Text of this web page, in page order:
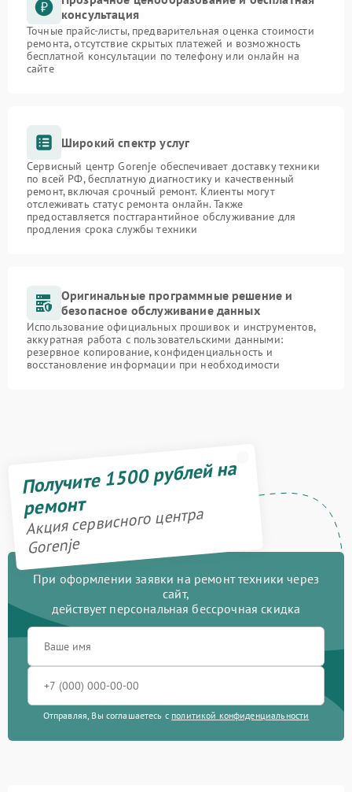
консультация
Точные прайс-листы, предварительная оценка стоимости
ремонта, отсутствие скрытых платежей и возможность
бесплатной консультации по телефону или онлайн на
сайте
Широкий спектр услуг
Сервисный центр Gorenje обеспечивает доставку техники
по всей РФ, бесплатную диагностику и качественный
ремонт, включая срочный ремонт. Клиенты могут
отслеживать статус ремонта онлайн. Также
предоставляется постгарантийное обслуживание для
продления срока службы техники
Оригинальные программные решение и
безопасное обслуживание данных
Использование официальных прошивок и инструментов,
аккуратная работа с пользовательскими данными:
резервное копирование, конфиденциальность и
восстановление информации при необходимости
Получите 1500 рублей на
ремонт
Акция сервисного центра
Gorenje
При оформлении заявки на ремонт техники через
сайт,
действует персональная бессрочная скидка
Отправляя, Вы соглашаетесь с политикой конфиденциальности